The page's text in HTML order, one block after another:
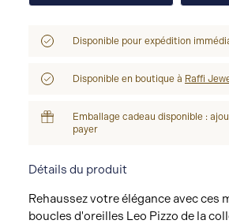
Disponible pour expédition
Disponible en boutique à Raffi
Emballage cadeau disponible :
payer
Détails du produit
Rehaussez votre élégance avec ces
boucles d'oreilles Leo Pizzo de la